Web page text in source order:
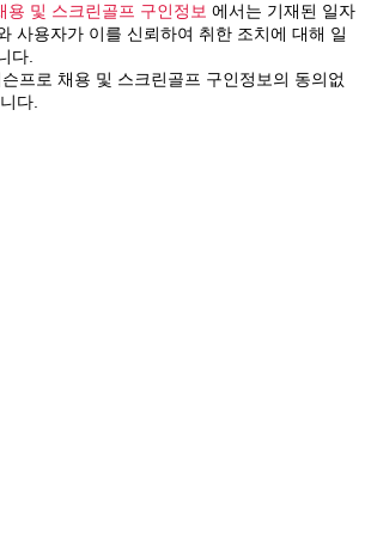
용 및 스크린골프 구인정보 에서는 기재된 일자
사용자가 이를 신뢰하여 취한 조치에 대해 일
다.
프로 채용 및 스크린골프 구인정보의 동의없
다.